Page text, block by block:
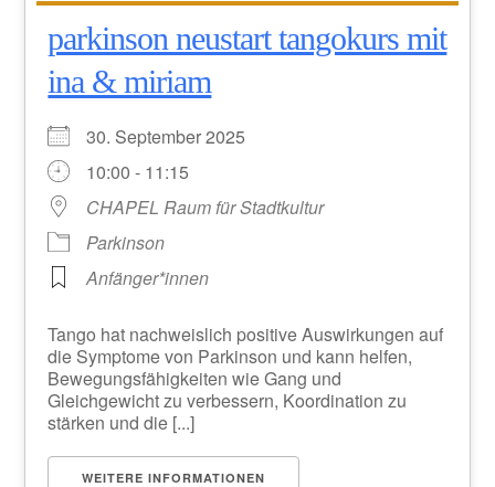
parkinson neustart tangokurs mit
ina & miriam
30. September 2025
10:00 - 11:15
CHAPEL Raum für Stadtkultur
Parkinson
Anfänger*innen
Tango hat nachweislich positive Auswirkungen auf
die Symptome von Parkinson und kann helfen,
Bewegungsfähigkeiten wie Gang und
Gleichgewicht zu verbessern, Koordination zu
stärken und die [...]
WEITERE INFORMATIONEN